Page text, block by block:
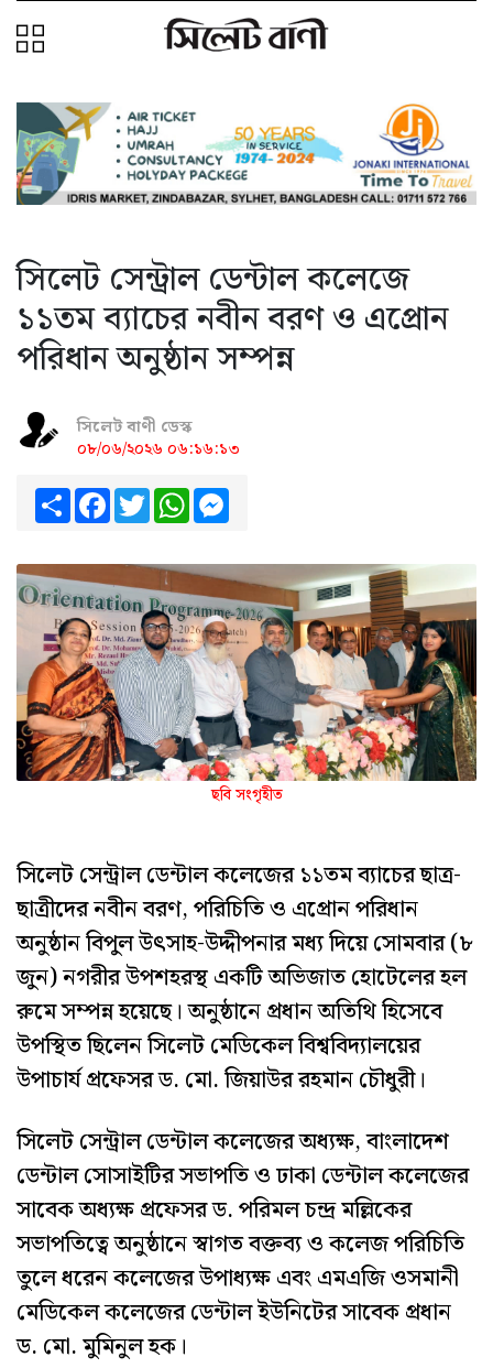
সিলেট সেন্ট্রাল ডেন্টাল কলেজে
১১তম ব্যাচের নবীন বরণ ও এপ্রোন
পরিধান অনুষ্ঠান সম্পন্ন
সিলেট বাণী ডেস্ক
০৮/০৬/২০২৬ ০৬:১৬:১৩
ShareFacebook
TwitterWhatsApp
ছবি সংগৃহীত
সিলেট সেন্ট্রাল ডেন্টাল কলেজের ১১তম ব্যাচের ছাত্র-
ছাত্রীদের নবীন বরণ, পরিচিতি ও এপ্রোন পরিধান
অনুষ্ঠান বিপুল উৎসাহ-উদ্দীপনার মধ্য দিয়ে সোমবার (৮
জুন) নগরীর উপশহরস্থ একটি অভিজাত হোটেলের হল
রুমে সম্পন্ন হয়েছে। অনুষ্ঠানে প্রধান অতিথি হিসেবে
উপস্থিত ছিলেন সিলেট মেডিকেল বিশ্ববিদ্যালয়ের
উপাচার্য প্রফেসর ড. মো. জিয়াউর রহমান চৌধুরী।
সিলেট সেন্ট্রাল ডেন্টাল কলেজের অধ্যক্ষ, বাংলাদেশ
ডেন্টাল সোসাইটির সভাপতি ও ঢাকা ডেন্টাল কলেজের
সাবেক অধ্যক্ষ প্রফেসর ড. পরিমল চন্দ্র মল্লিকের
সভাপতিত্বে অনুষ্ঠানে স্বাগত বক্তব্য ও কলেজ পরিচিতি
তুলে ধরেন কলেজের উপাধ্যক্ষ এবং এমএজি ওসমানী
মেডিকেল কলেজের ডেন্টাল ইউনিটের সাবেক প্রধান
ড. মো. মুমিনুল হক।